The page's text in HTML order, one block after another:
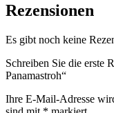
Rezensionen
Es gibt noch keine
Schreiben Sie die erste
Panamastroh“
Ihre E-Mail-Adresse